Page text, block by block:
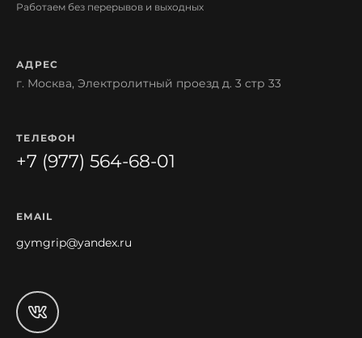
Работаем без перерывов и выходных
АДРЕС
г. Москва, Электролитный проезд д. 3 стр 33
ТЕЛЕФОН
+7 (977) 564-68-01
EMAIL
gymgrip@yandex.ru